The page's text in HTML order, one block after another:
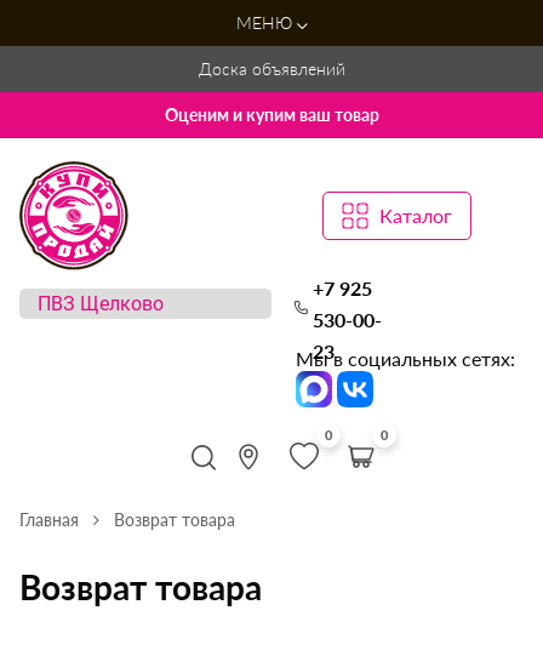
МЕНЮ
Доска объявлений
Оценим и купим ваш товар
Каталог
+7 925
530-00-
23
Мы в социальных сетях:
0 0
Главная Возврат товара
Возврат товара